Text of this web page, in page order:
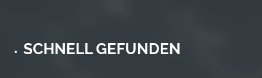
SCHNELL GEFUNDEN